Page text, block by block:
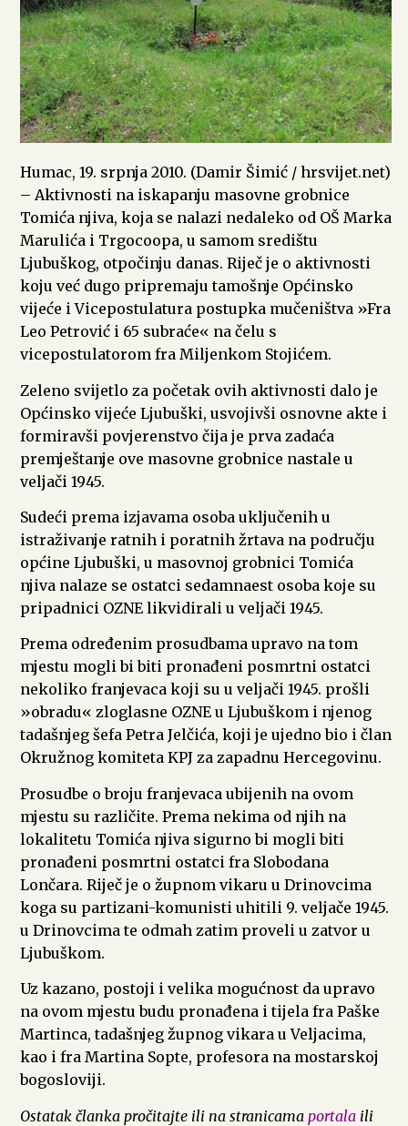
Humac, 19. srpnja 2010. (Damir Šimić / hrsvijet.net)
– Aktivnosti na iskapanju masovne grobnice
Tomića njiva, koja se nalazi nedaleko od OŠ Marka
Marulića i Trgocoopa, u samom središtu
Ljubuškog, otpočinju danas. Riječ je o aktivnosti
koju već dugo pripremaju tamošnje Općinsko
vijeće i Vicepostulatura postupka mučeništva »Fra
Leo Petrović i 65 subraće« na čelu s
vicepostulatorom fra Miljenkom Stojićem.
Zeleno svijetlo za početak ovih aktivnosti dalo je
Općinsko vijeće Ljubuški, usvojivši osnovne akte i
formiravši povjerenstvo čija je prva zadaća
premještanje ove masovne grobnice nastale u
veljači 1945.
Sudeći prema izjavama osoba uključenih u
istraživanje ratnih i poratnih žrtava na području
općine Ljubuški, u masovnoj grobnici Tomića
njiva nalaze se ostatci sedamnaest osoba koje su
pripadnici OZNE likvidirali u veljači 1945.
Prema određenim prosudbama upravo na tom
mjestu mogli bi biti pronađeni posmrtni ostatci
nekoliko franjevaca koji su u veljači 1945. prošli
»obradu« zloglasne OZNE u Ljubuškom i njenog
tadašnjeg šefa Petra Jelčića, koji je ujedno bio i član
Okružnog komiteta KPJ za zapadnu Hercegovinu.
Prosudbe o broju franjevaca ubijenih na ovom
mjestu su različite. Prema nekima od njih na
lokalitetu Tomića njiva sigurno bi mogli biti
pronađeni posmrtni ostatci fra Slobodana
Lončara. Riječ je o župnom vikaru u Drinovcima
koga su partizani-komunisti uhitili 9. veljače 1945.
u Drinovcima te odmah zatim proveli u zatvor u
Ljubuškom.
Uz kazano, postoji i velika mogućnost da upravo
na ovom mjestu budu pronađena i tijela fra Paške
Martinca, tadašnjeg župnog vikara u Veljacima,
kao i fra Martina Sopte, profesora na mostarskoj
bogosloviji.
Ostatak članka pročitajte ili na stranicama portala ili